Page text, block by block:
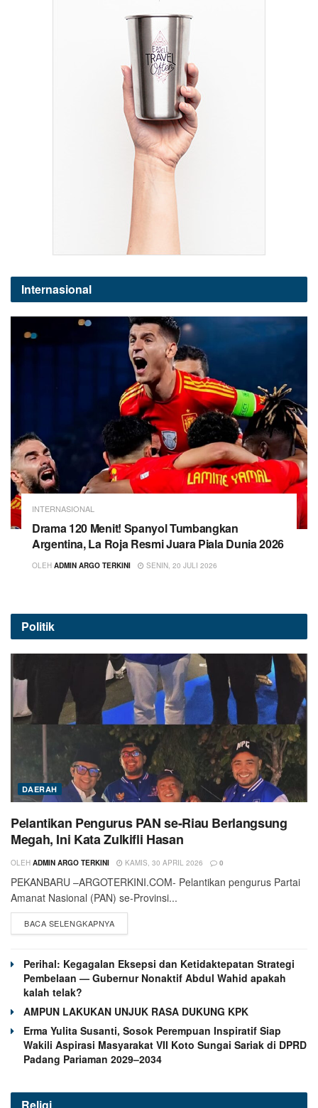
Internasional
INTERNASIONAL
Drama 120 Menit! Spanyol Tumbangkan
Argentina, La Roja Resmi Juara Piala Dunia 2026
OLEH ADMIN ARGO TERKINI SENIN, 20 JULI 2026
Politik
DAERAH
Pelantikan Pengurus PAN se-Riau Berlangsung
Megah, Ini Kata Zulkifli Hasan
OLEH ADMIN ARGO TERKINI KAMIS, 30 APRIL 2026 0
PEKANBARU –ARGOTERKINI.COM- Pelantikan pengurus Partai
Amanat Nasional (PAN) se-Provinsi...
BACA SELENGKAPNYA
Perihal: Kegagalan Eksepsi dan Ketidaktepatan Strategi
Pembelaan — Gubernur Nonaktif Abdul Wahid apakah
kalah telak?
AMPUN LAKUKAN UNJUK RASA DUKUNG KPK
Erma Yulita Susanti, Sosok Perempuan Inspiratif Siap
Wakili Aspirasi Masyarakat VII Koto Sungai Sariak di DPRD
Padang Pariaman 2029–2034
Religi